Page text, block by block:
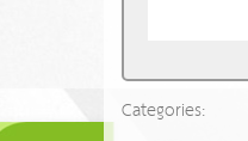
Categories: